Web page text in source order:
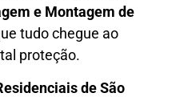
e Montagem de
tudo chegue ao
proteção.
de São